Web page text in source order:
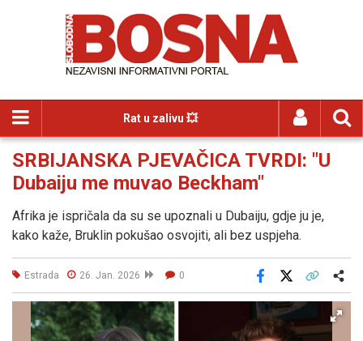
Rat u zalivu 💥
SRBIJANSKA PJEVAČICA TVRDI: "U
Dubaiju me muvao Beckham"
Afrika je ispričala da su se upoznali u Dubaiju, gdje ju je,
kako kaže, Bruklin pokušao osvojiti, ali bez uspjeha.
Estrada 26. Jan. 2026 0
Facebook